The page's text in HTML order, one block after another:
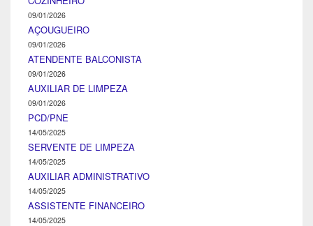
09/01/2026
AÇOUGUEIRO
09/01/2026
ATENDENTE BALCONISTA
09/01/2026
AUXILIAR DE LIMPEZA
09/01/2026
PCD/PNE
14/05/2025
SERVENTE DE LIMPEZA
14/05/2025
AUXILIAR ADMINISTRATIVO
14/05/2025
ASSISTENTE FINANCEIRO
14/05/2025